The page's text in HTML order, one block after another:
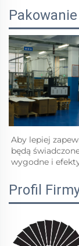
Aby lepiej
będą
wygodne i
Profil